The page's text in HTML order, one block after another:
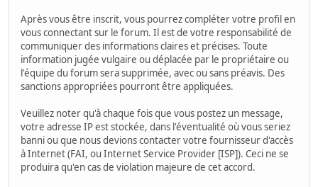
Après vous être inscrit, vous pourrez compléter votre profil en
vous connectant sur le forum. Il est de votre responsabilité de
communiquer des informations claires et précises. Toute
information jugée vulgaire ou déplacée par le propriétaire ou
l'équipe du forum sera supprimée, avec ou sans préavis. Des
sanctions appropriées pourront être appliquées.
Veuillez noter qu'à chaque fois que vous postez un message,
votre adresse IP est stockée, dans l'éventualité où vous seriez
banni ou que nous devions contacter votre fournisseur d'accès
à Internet (FAI, ou Internet Service Provider [ISP]). Ceci ne se
produira qu'en cas de violation majeure de cet accord.